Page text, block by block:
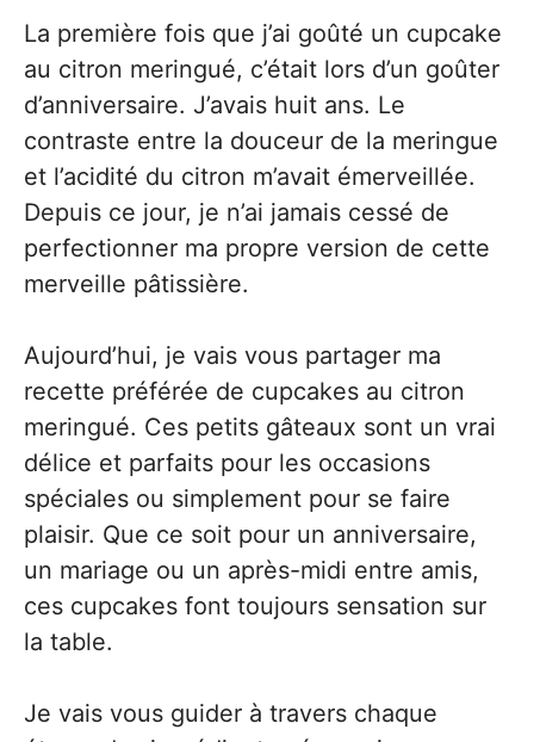
La première fois que j’ai goûté un cupcake
au citron meringué, c’était lors d’un goûter
d’anniversaire. J’avais huit ans. Le
contraste entre la douceur de la meringue
et l’acidité du citron m’avait émerveillée.
Depuis ce jour, je n’ai jamais cessé de
perfectionner ma propre version de cette
merveille pâtissière.
Aujourd’hui, je vais vous partager ma
recette préférée de cupcakes au citron
meringué. Ces petits gâteaux sont un vrai
délice et parfaits pour les occasions
spéciales ou simplement pour se faire
plaisir. Que ce soit pour un anniversaire,
un mariage ou un après-midi entre amis,
ces cupcakes font toujours sensation sur
la table.
Je vais vous guider à travers chaque